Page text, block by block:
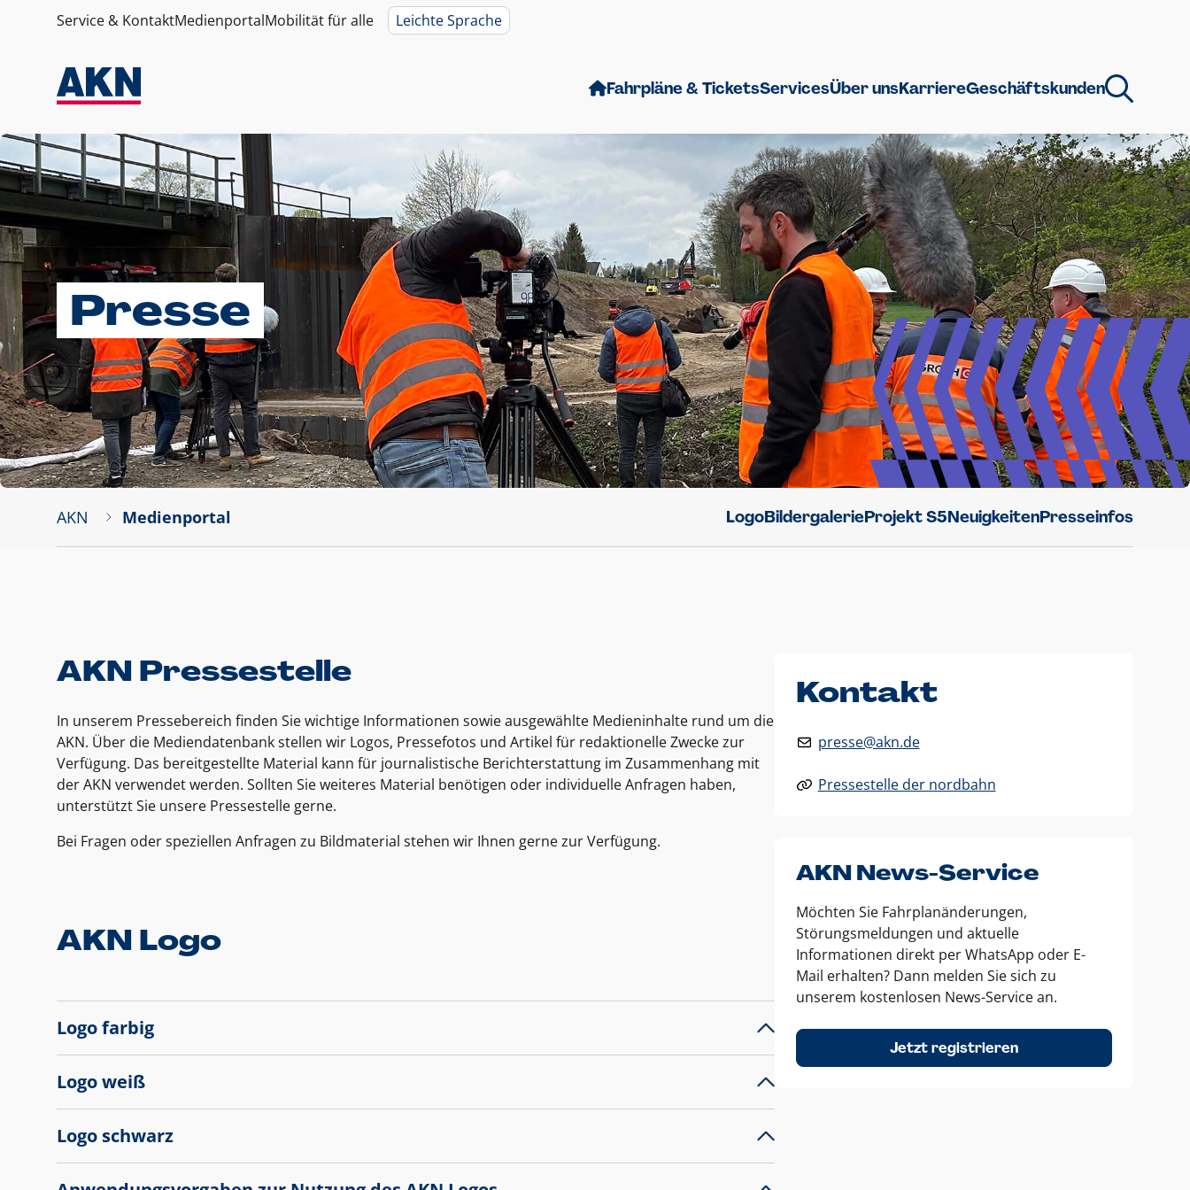
Service & KontaktMedienportalMobilität für alle Leichte Sprache
Fahrpläne & TicketsServicesÜber unsKarriereGeschäftskunden
Presse
AKN Medienportal LogoBildergalerieProjekt S5NeuigkeitenPresseinfos
AKN Pressestelle
In unserem Pressebereich finden Sie wichtige Informationen sowie ausgewählte Medieninhalte rund um die
AKN. Über die Mediendatenbank stellen wir Logos, Pressefotos und Artikel für redaktionelle Zwecke zur
Verfügung. Das bereitgestellte Material kann für journalistische Berichterstattung im Zusammenhang mit
der AKN verwendet werden. Sollten Sie weiteres Material benötigen oder individuelle Anfragen haben,
unterstützt Sie unsere Pressestelle gerne.
Bei Fragen oder speziellen Anfragen zu Bildmaterial stehen wir Ihnen gerne zur Verfügung.
AKN Logo
Logo farbig
Logo weiß
Logo schwarz
Kontakt
presse@akn.de
Pressestelle der nordbahn
AKN News-Service
Möchten Sie Fahrplanänderungen,
Störungsmeldungen und aktuelle
Informationen direkt per WhatsApp oder E-
Mail erhalten? Dann melden Sie sich zu
unserem kostenlosen News-Service an.
Jetzt registrieren